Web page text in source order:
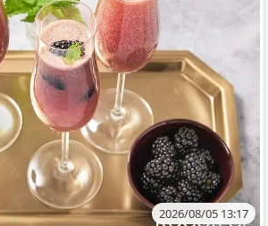
2026/08/05 13:17